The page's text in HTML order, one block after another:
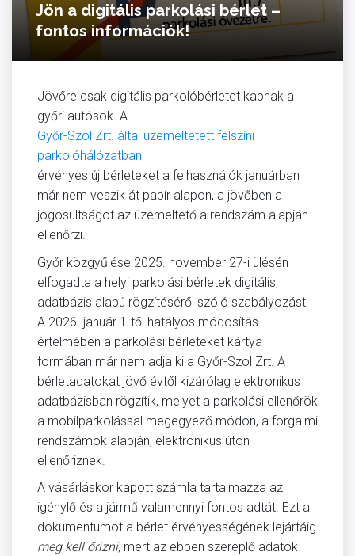
Jön a digitális parkolási bérlet –
fontos információk!
Jövőre csak digitális parkolóbérletet kapnak a
győri autósok. A
Győr-Szol Zrt. által üzemeltetett felszíni
parkolóhálózatban
érvényes új bérleteket a felhasználók januárban
már nem veszik át papír alapon, a jövőben a
jogosultságot az üzemeltető a rendszám alapján
ellenőrzi.
Győr közgyűlése 2025. november 27-i ülésén
elfogadta a helyi parkolási bérletek digitális,
adatbázis alapú rögzítéséről szóló szabályozást.
A 2026. január 1-től hatályos módosítás
értelmében a parkolási bérleteket kártya
formában már nem adja ki a Győr-Szol Zrt. A
bérletadatokat jövő évtől kizárólag elektronikus
adatbázisban rögzítik, melyet a parkolási ellenőrök
a mobilparkolással megegyező módon, a forgalmi
rendszámok alapján, elektronikus úton
ellenőriznek.
A vásárláskor kapott számla tartalmazza az
igénylő és a jármű valamennyi fontos adtát. Ezt a
dokumentumot a bérlet érvényességének lejártáig
meg kell őrizni, mert az ebben szereplő adatok